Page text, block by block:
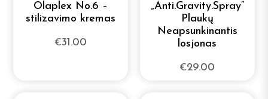
Olaplex No.6 –
stilizavimo kremas
€31.00
„Anti.Gravity.Spray“
Plaukų
Neapsunkinantis
losjonas
€29.00
Sausi Šampūnai
Gamintojas